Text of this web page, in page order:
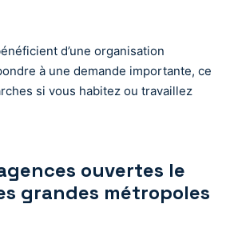
d’une organisation
à une demande importante, ce
si vous habitez ou travaillez
ouvertes le
grandes métropoles